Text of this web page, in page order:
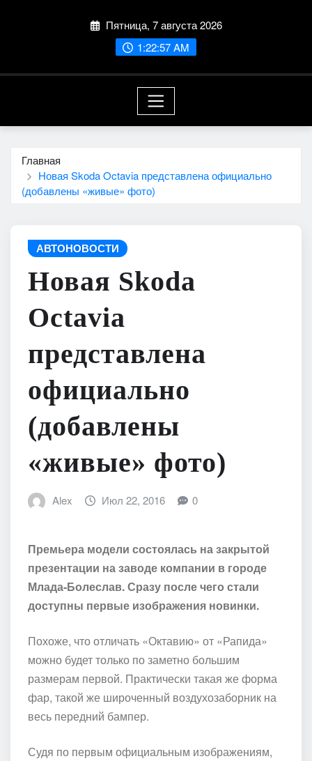
Пятница, 7 августа 2026
1:22:58 AM
Главная
Новая Skoda Octavia представлена официально
(добавлены «живые» фото)
АВТОНОВОСТИ
Новая Skoda
Octavia
представлена
официально
(добавлены
«живые» фото)
Alex Июл 22, 2016 0
Премьера модели состоялась на закрытой
презентации на заводе компании в городе
Млада-Болеслав. Сразу после чего стали
доступны первые изображения новинки.
Похоже, что отличать «Октавию» от «Рапида»
можно будет только по заметно большим
размерам первой. Практически такая же форма
фар, такой же широченный воздухозаборник на
весь передний бампер.
Судя по первым официальным изображениям,